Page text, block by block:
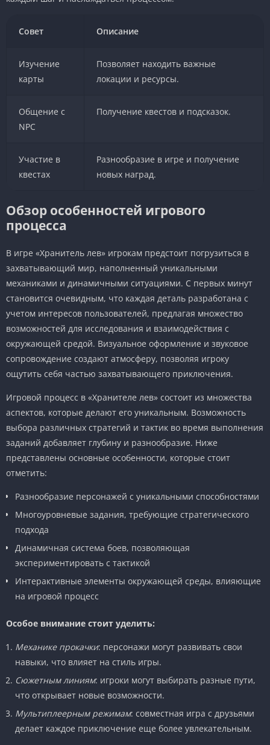
Совет Описание
Изучение
карты
Позволяет находить важные
локации и ресурсы.
Общение с
NPC
Получение квестов и подсказок.
Участие в
квестах
Разнообразие в игре и получение
новых наград.
Обзор особенностей игрового
процесса
В игре «Хранитель лев» игрокам предстоит погрузиться в
захватывающий мир, наполненный уникальными
механиками и динамичными ситуациями. С первых минут
становится очевидным, что каждая деталь разработана с
учетом интересов пользователей, предлагая множество
возможностей для исследования и взаимодействия с
окружающей средой. Визуальное оформление и звуковое
сопровождение создают атмосферу, позволяя игроку
ощутить себя частью захватывающего приключения.
Игровой процесс в «Хранителе лев» состоит из множества
аспектов, которые делают его уникальным. Возможность
выбора различных стратегий и тактик во время выполнения
заданий добавляет глубину и разнообразие. Ниже
представлены основные особенности, которые стоит
отметить:
Разнообразие персонажей с уникальными способностями
Многоуровневые задания, требующие стратегического
подхода
Динамичная система боев, позволяющая
экспериментировать с тактикой
Интерактивные элементы окружающей среды, влияющие
на игровой процесс
Особое внимание стоит уделить:
Механике прокачки: персонажи могут развивать свои
навыки, что влияет на стиль игры.
Сюжетным линиям: игроки могут выбирать разные пути,
что открывает новые возможности.
Мультиплеерным режимам: совместная игра с друзьями
делает каждое приключение еще более увлекательным.